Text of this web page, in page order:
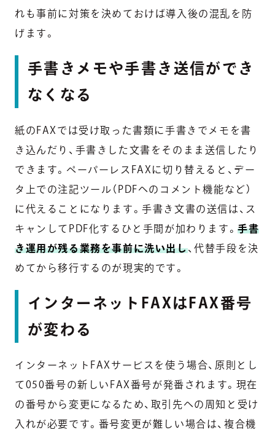
れも事前に対策を決めておけば導入後の混乱を防
げます。
手書きメモや手書き送信ができ
なくなる
紙のFAXでは受け取った書類に手書きでメモを書
き込んだり、手書きした文書をそのまま送信したり
できます。ペーパーレスFAXに切り替えると、デー
タ上での注記ツール（PDFへのコメント機能など）
に代えることになります。手書き文書の送信は、ス
キャンしてPDF化するひと手間が加わります。手書
き運用が残る業務を事前に洗い出し、代替手段を決
めてから移行するのが現実的です。
インターネットFAXはFAX番号
が変わる
インターネットFAXサービスを使う場合、原則とし
て050番号の新しいFAX番号が発番されます。現在
の番号から変更になるため、取引先への周知と受け
入れが必要です。番号変更が難しい場合は、複合機